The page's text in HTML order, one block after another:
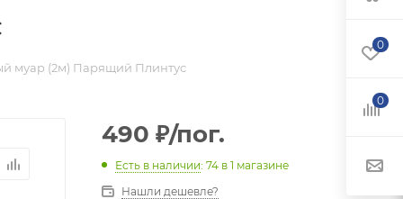
муар (2м) Парящий Плинтус
490 ₽/пог.
Есть в наличии: 74 в 1 магазине
Нашли дешевле?
0
0